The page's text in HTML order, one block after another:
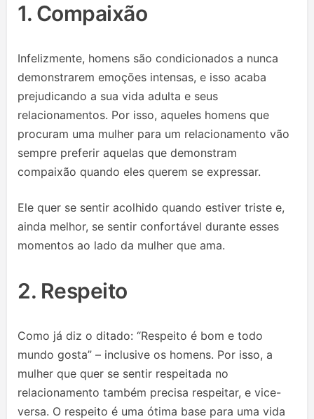
1. Compaixão
Infelizmente, homens são condicionados a nunca
demonstrarem emoções intensas, e isso acaba
prejudicando a sua vida adulta e seus
relacionamentos. Por isso, aqueles homens que
procuram uma mulher para um relacionamento vão
sempre preferir aquelas que demonstram
compaixão quando eles querem se expressar.
Ele quer se sentir acolhido quando estiver triste e,
ainda melhor, se sentir confortável durante esses
momentos ao lado da mulher que ama.
2. Respeito
Como já diz o ditado: “Respeito é bom e todo
mundo gosta” – inclusive os homens. Por isso, a
mulher que quer se sentir respeitada no
relacionamento também precisa respeitar, e vice-
versa. O respeito é uma ótima base para uma vida